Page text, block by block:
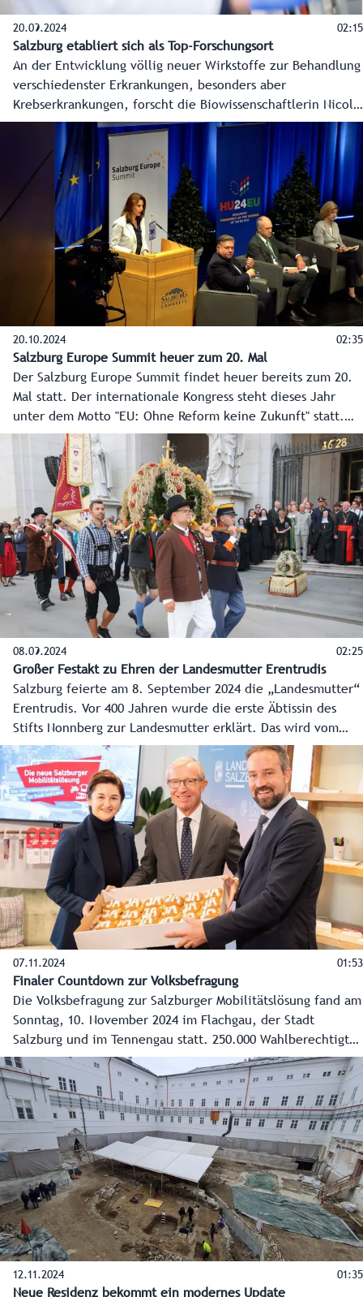
20.09.2024 02:15
Salzburg etabliert sich als Top-Forschungsort
An der Entwicklung völlig neuer Wirkstoffe zur Behandlung
verschiedenster Erkrankungen, besonders aber
Krebserkrankungen, forscht die Biowissenschaftlerin Nicole
Meisner-Kober an einem Ludwig-Boltzmann-Institut in
Salzburg. Das ist ein Vorzeigebeispiel der Kompetenz
Salzburgs in Life Sciences, der Forschung und Entwicklung
in Gesundheit und Medizin. Der neue Masterplan Life
Sciences für Salzburg bringt 15 Millionen Euro von Land
und Bund zur Stärkung dieses Bereichs.
20.10.2024 02:35
Salzburg Europe Summit heuer zum 20. Mal
Der Salzburg Europe Summit findet heuer bereits zum 20.
Mal statt. Der internationale Kongress steht dieses Jahr
unter dem Motto "EU: Ohne Reform keine Zukunft" statt.
Federführend für die Organisation ist das Institut der
Regionen Europas (IRE).
08.09.2024 02:25
Großer Festakt zu Ehren der Landesmutter Erentrudis
Salzburg feierte am 8. September 2024 die „Landesmutter“
Erentrudis. Vor 400 Jahren wurde die erste Äbtissin des
Stifts Nonnberg zur Landesmutter erklärt. Das wird vom
Land Salzburg, der Erzdiözese und vom Stift Nonnberg
zuerst mit einem Festgottesdienst im Salzburger Dom und
dann mit einem großen Fest mit vielen Vereinen im
Nonntal und in der Salzburger Altstadt gefeiert.
07.11.2024 01:53
Finaler Countdown zur Volksbefragung
Die Volksbefragung zur Salzburger Mobilitätslösung fand am
Sonntag, 10. November 2024 im Flachgau, der Stadt
Salzburg und im Tennengau statt. 250.000 Wahlberechtigte
entschieden sich dabei für oder gegen die geplante
Verkehrslösung für den Salzburger Zentralraum. Die
Spitzen der Landesregierung appellierten am Tag der
Abstimmung noch einmal dafür, „Ja“ zu diesem
„alternativlosen“ Jahrhundertprojekt zu sagen.
12.11.2024 01:35
Neue Residenz bekommt ein modernes Update